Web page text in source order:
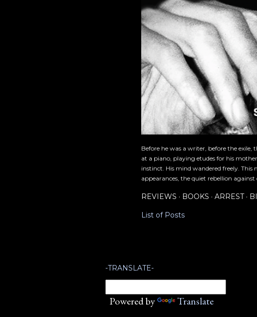
Before he was a writer, before the
at a piano, playing etudes for his
instinct. His mind wandered freely.
appearances, the quiet rebellion
REVIEWS BOOKS ARREST
List of Posts
-TRANSLATE-
Powered by Translate